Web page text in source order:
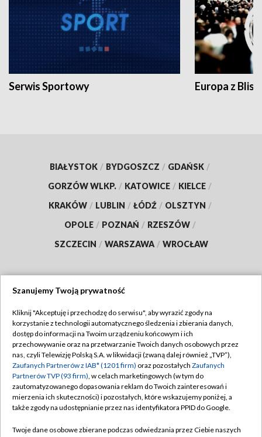
Serwis Sportowy Europa z
BIAŁYSTOK / BYDGOSZCZ / GDAŃSK /
GORZÓW WLKP. / KATOWICE / KIELCE /
KRAKÓW / LUBLIN / ŁÓDŹ / OLSZTYN /
OPOLE / POZNAŃ / RZESZÓW /
SZCZECIN / WARSZAWA / WROCŁAW
TVP
Abonament TVP
Emisja w TVP
Centrum informacji TVP
Naziemna Telewizja Cyfrowa
Regulamin TVP
Polityka prywatności
Moje zgody
Pomoc
Szanujemy Twoją prywatność
Kliknij "Akceptuję i przechodzę do serwisu", aby wyrazić zgody na
korzystanie z technologii automatycznego śledzenia i zbierania danych,
dostęp do informacji na Twoim urządzeniu końcowym i ich
przechowywanie oraz na przetwarzanie Twoich danych osobowych przez
nas, czyli Telewizję Polską S.A. w likwidacji (zwaną dalej również „TVP”),
Zaufanych Partnerów z IAB* (1201 firm) oraz pozostałych Zaufanych
Partnerów TVP (93 firm), w celach marketingowych (w tym do
zautomatyzowanego dopasowania reklam do Twoich zainteresowań i
mierzenia ich skuteczności) i pozostałych, które wskazujemy poniżej, a
także zgody na udostępnianie przez nas identyfikatora PPID do Google.
Twoje dane osobowe zbierane podczas odwiedzania przez Ciebie naszych